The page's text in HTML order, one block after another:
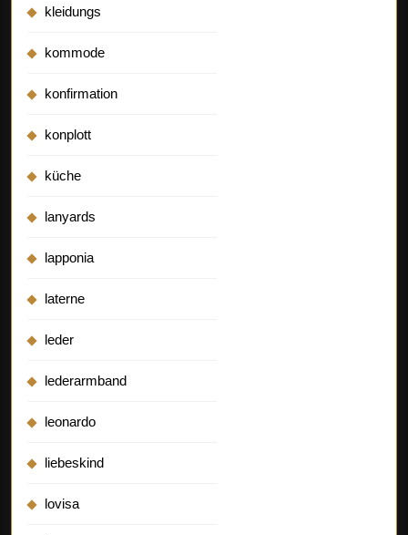
kleidungs
kommode
konfirmation
konplott
küche
lanyards
lapponia
laterne
leder
lederarmband
leonardo
liebeskind
lovisa